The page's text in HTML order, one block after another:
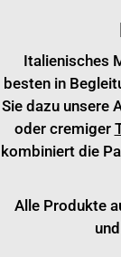
Italienisches
besten in
Sie dazu unsere
oder cremiger
kombiniert die
Alle Produkte
und